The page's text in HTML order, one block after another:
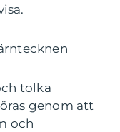
tolka
genom att
och